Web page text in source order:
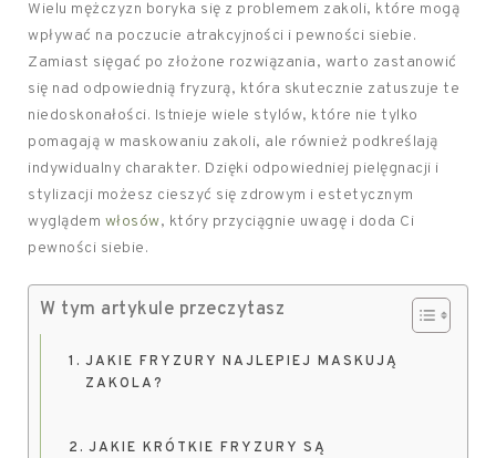
Wielu mężczyzn boryka się z problemem zakoli, które mogą
wpływać na poczucie atrakcyjności i pewności siebie.
Zamiast sięgać po złożone rozwiązania, warto zastanowić
się nad odpowiednią fryzurą, która skutecznie zatuszuje te
niedoskonałości. Istnieje wiele stylów, które nie tylko
pomagają w maskowaniu zakoli, ale również podkreślają
indywidualny charakter. Dzięki odpowiedniej pielęgnacji i
stylizacji możesz cieszyć się zdrowym i estetycznym
wyglądem włosów, który przyciągnie uwagę i doda Ci
pewności siebie.
W tym artykule przeczytasz
JAKIE FRYZURY NAJLEPIEJ MASKUJĄ
ZAKOLA?
JAKIE KRÓTKIE FRYZURY SĄ